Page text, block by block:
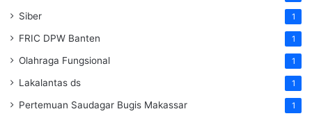
Siber 1
FRIC DPW Banten 1
Olahraga Fungsional 1
Lakalantas ds 1
Pertemuan Saudagar Bugis Makassar 1